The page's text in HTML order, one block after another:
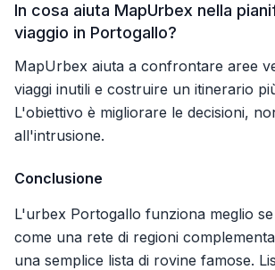
In cosa aiuta MapUrbex nella
viaggio in Portogallo?
MapUrbex aiuta a confrontare aree
viaggi inutili e costruire un itinerario
L'obiettivo è migliorare le decisioni,
all'intrusione.
Conclusione
L'urbex Portogallo funziona meglio
come una rete di regioni
una semplice lista di rovine famose.